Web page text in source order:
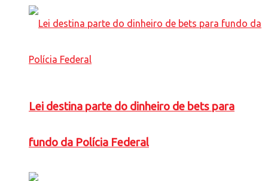
Lei destina parte do dinheiro de bets para
fundo da Polícia Federal